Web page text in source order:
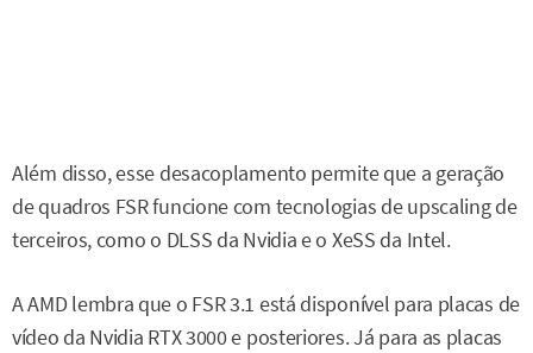
Além disso, esse desacoplamento permite que a geração
de quadros FSR funcione com tecnologias de upscaling de
terceiros, como o DLSS da Nvidia e o XeSS da Intel.
A AMD lembra que o FSR 3.1 está disponível para placas de
vídeo da Nvidia RTX 3000 e posteriores. Já para as placas